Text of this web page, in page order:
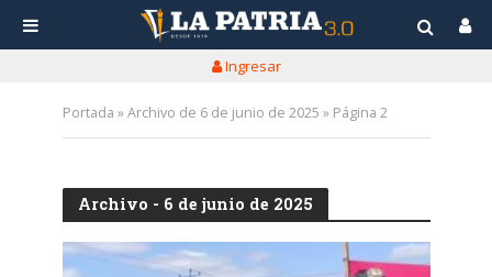
Ingresar
Portada »Archivo de 6 de junio de 2025 » Página 2
Archivo - 6 de junio de 2025